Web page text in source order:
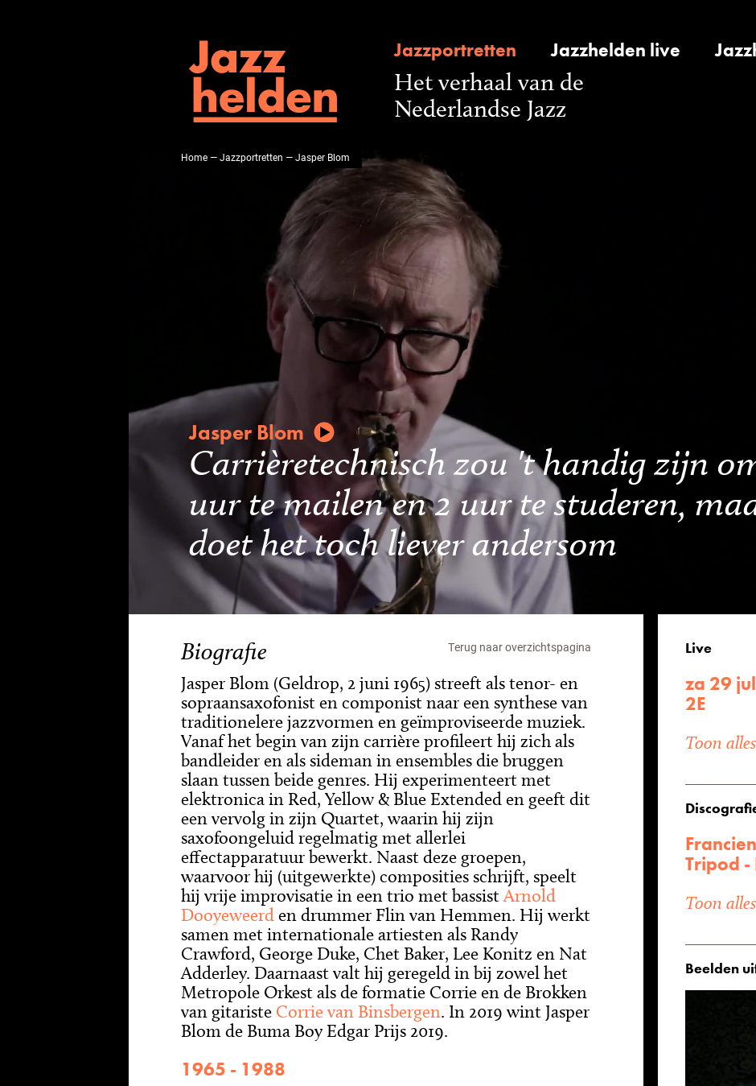
Jazzportretten Jazzhelden live
Het verhaal van de
Nederlandse Jazz
Home—Jazzportretten — Jasper Blom
Jasper Blom
Carrièretechnisch zou 't handig zijn
uur te mailen en 2 uur te studeren,
doet het toch liever andersom
Biografie Terug naar overzichtspagina
Jasper Blom (Geldrop, 2 juni 1965) streeft als tenor- en
sopraansaxofonist en componist naar een synthese van
traditionelere jazzvormen en geïmproviseerde muziek.
Vanaf het begin van zijn carrière profileert hij zich als
bandleider en als sideman in ensembles die bruggen
slaan tussen beide genres. Hij experimenteert met
elektronica in Red, Yellow & Blue Extended en geeft dit
een vervolg in zijn Quartet, waarin hij zijn
saxofoongeluid regelmatig met allerlei
effectapparatuur bewerkt. Naast deze groepen,
waarvoor hij (uitgewerkte) composities schrijft, speelt
hij vrije improvisatie in een trio met bassistArnold
Dooyeweerden drummer Flin van Hemmen. Hij werkt
samen met internationale artiesten als Randy
Crawford, George Duke, Chet Baker, Lee Konitz en Nat
Adderley. Daarnaast valt hij geregeld in bij zowel het
Metropole Orkest als de formatie Corrie en de Brokken
van gitariste Corrie van Binsbergen. In 2019 wint Jasper
Blom de Buma Boy Edgar Prijs 2019.
1965 - 1988
Live
za 29
2E
Toon alles
Tripod
Toon alles
Beelden